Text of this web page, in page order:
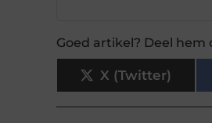
Goed artikel? Deel hem
X (Twitter)